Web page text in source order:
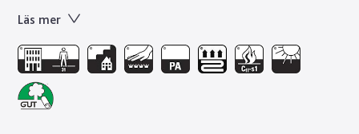
soffan. Golvabia har ett stort utbud av velourmattor i olika
hållbar i även offentliga miljöer som hotellrum, butik och
restaurang.
Läs mer